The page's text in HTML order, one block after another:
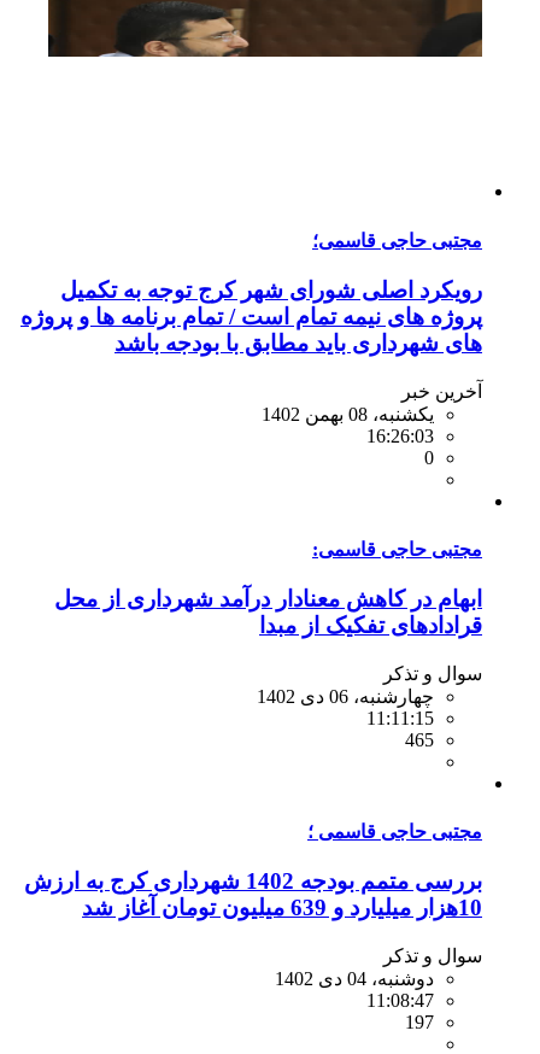
مجتبی حاجی قاسمی؛
رویکرد اصلی شورای شهر کرج توجه به تکمیل
پروژه های نیمه تمام است / تمام برنامه ها و پروژه
های شهرداری باید مطابق با بودجه باشد
آخرین خبر
یکشنبه، 08 بهمن 1402
16:26:03
0
مجتبی حاجی قاسمی:
ابهام در کاهش معنادار درآمد شهرداری از محل
قرادادهای تفکیک از مبدا
سوال و تذکر
چهارشنبه، 06 دی 1402
11:11:15
465
مجتبی حاجی قاسمی ؛
بررسی متمم بودجه 1402 شهرداری کرج به ارزش
10هزار میلیارد و 639 میلیون تومان آغاز شد
سوال و تذکر
دوشنبه، 04 دی 1402
11:08:47
197